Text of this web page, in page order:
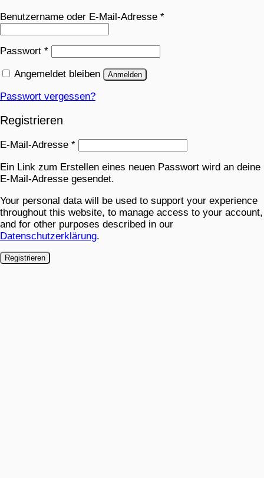
Benutzername oder E-Mail-Adresse *
Passwort *
Angemeldet bleiben Anmelden
Passwort vergessen?
Registrieren
E-Mail-Adresse *
Ein Link zum Erstellen eines neuen Passwort wird an deine
E-Mail-Adresse gesendet.
Your personal data will be used to support your experience
throughout this website, to manage access to your account,
and for other purposes described in our
Datenschutzerklärung.
Registrieren